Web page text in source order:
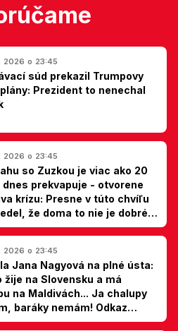
2026 o 23:45
súd prekazil Trumpovy
Prezident to nenechal
2026 o 23:45
so Zuzkou je viac ako 20
dnes prekvapuje - otvorene
krízu: Presne v túto chvíľu
že doma to nie je dobré,
Milan Ondrík
2026 o 23:45
Jana Nagyová na plné ústa:
žije na Slovensku a má
na Maldivách... Ja chalupy
baráky nemám! Odkaz